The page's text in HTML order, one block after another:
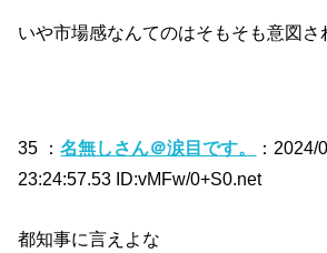
いや市場感なんてのはそもそも意図さ
35 ：名無しさん＠涙目です。
：2024/
23:24:57.53 ID:vMFw/0+S0.net
都知事に言えよな